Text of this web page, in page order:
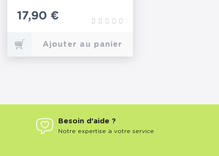
Prix
17,90 €
Ajouter au panier
Besoin d'aide ?
Notre expertise à votre service